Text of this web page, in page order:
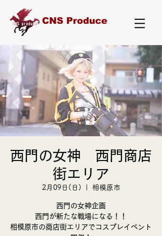
CNS Produce
西門の女神 西門商店
街エリア
2月09日(日) 相模原市
西門の女神企画
西門が新たな戦場になる！！
相模原市の商店街エリアでコスプレイベント